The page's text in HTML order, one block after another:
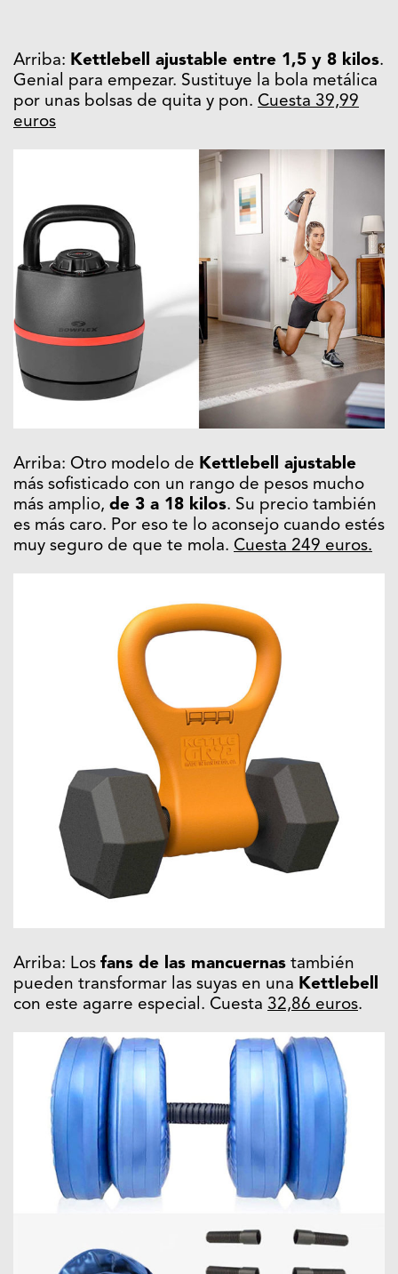
Arriba: Kettlebell ajustable entre 1,5 y 8 kilos.
Genial para empezar. Sustituye la bola metálica
por unas bolsas de quita y pon. Cuesta 39,99
euros
Arriba: Otro modelo de Kettlebell ajustable
más sofisticado con un rango de pesos mucho
más amplio, de 3 a 18 kilos. Su precio también
es más caro. Por eso te lo aconsejo cuando estés
muy seguro de que te mola. Cuesta 249 euros.
Arriba: Los fans de las mancuernas también
pueden transformar las suyas en una Kettlebell
con este agarre especial. Cuesta 32,86 euros.